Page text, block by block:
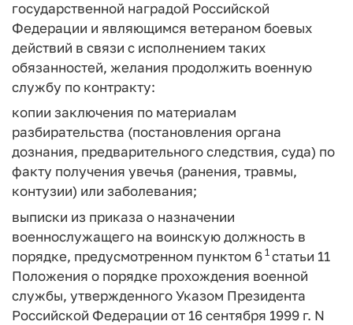
государственной наградой Российской
Федерации и являющимся ветераном боевых
действий в связи с исполнением таких
обязанностей, желания продолжить военную
службу по контракту:
копии заключения по материалам
разбирательства (постановления органа
дознания, предварительного следствия, суда) по
факту получения увечья (ранения, травмы,
контузии) или заболевания;
выписки из приказа о назначении
военнослужащего на воинскую должность в
порядке, предусмотренном пунктом 6 1 статьи 11
Положения о порядке прохождения военной
службы, утвержденного Указом Президента
Российской Федерации от 16 сентября 1999 г. N